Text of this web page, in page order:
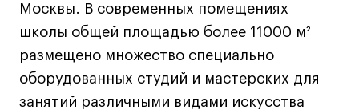
Москвы. В современных помещениях
школы общей площадью более 11000 м²
размещено множество специально
оборудованных студий и мастерских для
занятий различными видами искусства